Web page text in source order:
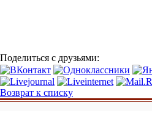
Поделиться с друзьями:
Возврат к списку